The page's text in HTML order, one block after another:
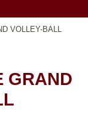
VOLLEY-BALL
GRAND